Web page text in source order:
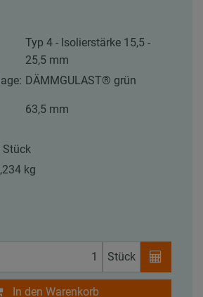
Typ 4 - Isolierstärke 15,5 -
25,5 mm
DÄMMGULAST® grün
63,5 mm
Stück
kg
Stück
In den Warenkorb